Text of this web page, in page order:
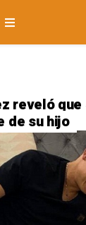
reveló que
de su hijo